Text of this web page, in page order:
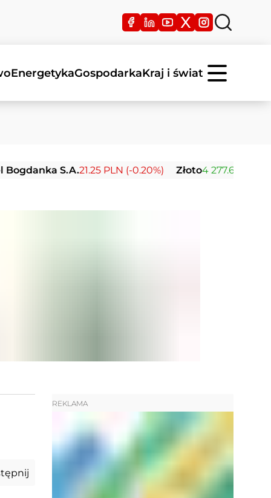
EnergetykaGospodarkaKraj i świat
S.A.21.25 PLN (-0.20%) Złoto4 277.66 USD (+0.72%)
REKLAMA